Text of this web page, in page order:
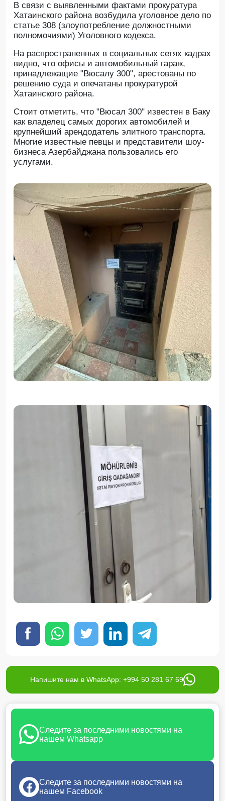
В связи с выявленными фактами прокуратура
Хатаинского района возбудила уголовное дело по
статье 308 (злоупотребление должностными
полномочиями) Уголовного кодекса.
На распространенных в социальных сетях кадрах
видно, что офисы и автомобильный гараж,
принадлежащие "Вюсалу 300", арестованы по
решению суда и опечатаны прокуратурой
Хатаинского района.
Стоит отметить, что "Вюсал 300" известен в Баку
как владелец самых дорогих автомобилей и
крупнейший арендодатель элитного транспорта.
Многие известные певцы и представители шоу-
бизнеса Азербайджана пользовались его
услугами.
Напишите нам в WhatsApp: +994 50 281 67 69
Следите за последними новостями на
нашем Whatsapp
Следите за последними новостями на
нашем Facebook